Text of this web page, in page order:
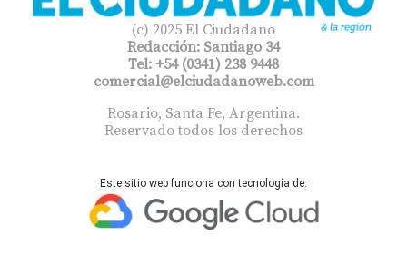
(c) 2025 El Ciudadano
Redacción: Santiago 34
Tel: +54 (0341) 238 9448
comercial@elciudadanoweb.com​
Rosario, Santa Fe, Argentina.
Reservado todos los derechos
Este sitio web funciona con tecnología de: